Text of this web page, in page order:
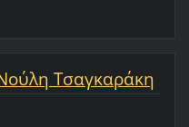
Τσαγκαράκη